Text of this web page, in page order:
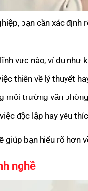
bạn cần xác
vực nào, ví dụ như
thiên về lý thuyết
môi trường văn
độc lập hay yêu
giúp bạn hiểu rõ hơn
nghề